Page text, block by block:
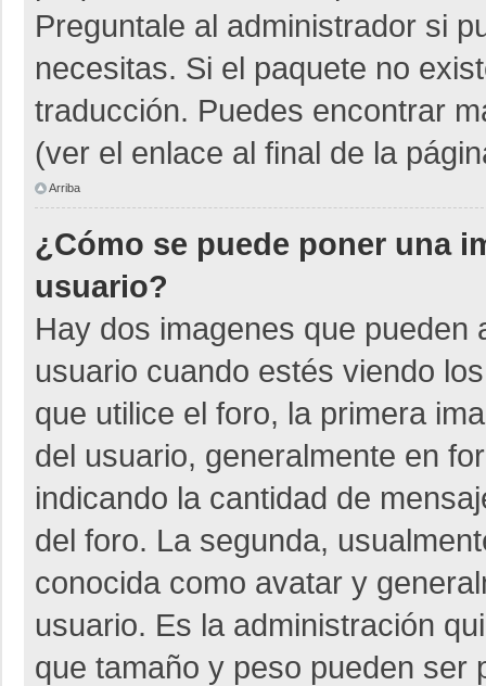
Preguntale al administrador si
necesitas. Si el paquete no
traducción. Puedes encontrar
(ver el enlace al final de la
Arriba
¿Cómo se puede poner una
usuario?
Hay dos imagenes que
usuario cuando estés viendo
que utilice el foro, la primera
del usuario, generalmente en
indicando la cantidad de
del foro. La segunda,
conocida como avatar y
usuario. Es la administración
que tamaño y peso pueden ser